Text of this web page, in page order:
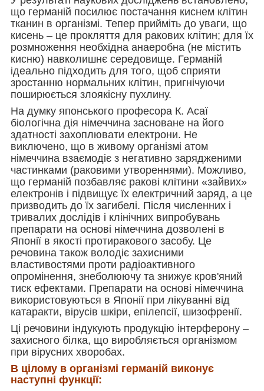
що германій посилює постачання киснем клітин
тканин в організмі. Тепер прийміть до уваги, що
кисень – це прокляття для ракових клітин; для їх
розмноження необхідна анаеробна (не містить
кисню) навколишнє середовище. Германій
ідеально підходить для того, щоб сприяти
зростанню нормальних клітин, пригнічуючи
поширюється злоякісну пухлину.
На думку японського професора К. Асаї
біологічна дія німеччина засноване на його
здатності захоплювати електрони. Не
виключено, що в живому організмі атом
німеччина взаємодіє з негативно зарядженими
частинками (раковими утвореннями). Можливо,
що германій позбавляє ракові клітини «зайвих»
електронів і підвищує їх електричний заряд, а це
призводить до їх загибелі. Після численних і
тривалих дослідів і клінічних випробувань
препарати на основі німеччина дозволені в
Японії в якості протиракового засобу. Це
речовина також володіє захисними
властивостями проти радіоактивного
опромінення, знеболюючу та знижує кров'яний
тиск ефектами. Препарати на основі німеччина
використовуються в Японії при лікуванні від
катаракти, вірусів шкіри, епілепсії, шизофренії.
Ці речовини індукують продукцію інтерферону –
захисного білка, що виробляється організмом
при вірусних хворобах.
В цілому в організмі германій виконує
наступні функції: